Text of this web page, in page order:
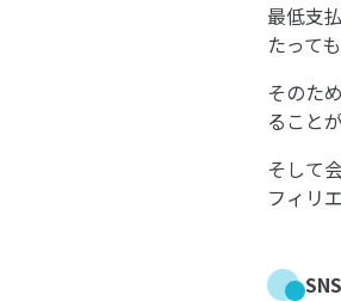
最低支
たって
そのた
ること
そして
フィリ